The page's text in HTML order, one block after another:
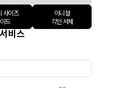
사이즈
드
이니셜
각인 서체
비스